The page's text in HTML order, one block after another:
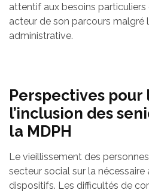
attentif aux besoins
acteur de son parcours malgré
administrative.
Perspectives pour
l’inclusion des
la MDPH
Le vieillissement des
secteur social sur la
dispositifs. Les difficultés de